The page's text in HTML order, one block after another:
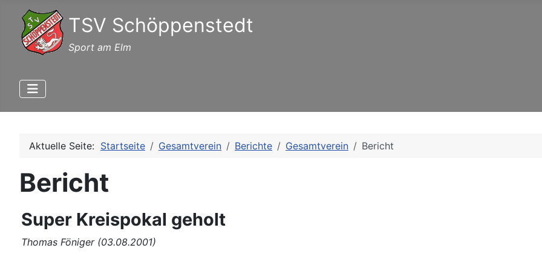
TSV Schöppenstedt
Sport am Elm
Aktuelle Seite: Startseite Gesamtverein Berichte Gesamtverein Bericht
Bericht
Super Kreispokal geholt
Thomas Föniger (03.08.2001)